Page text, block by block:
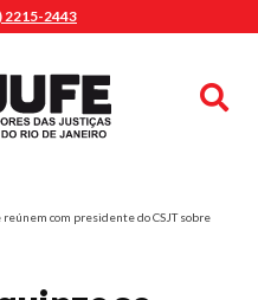
2215-2443
com presidente do CSJT sobre